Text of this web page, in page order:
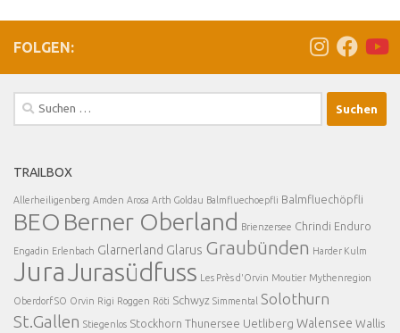
FOLGEN:
Suchen
nach:
TRAILBOX
Allerheiligenberg Amden Arosa Arth Goldau Balmfluechoepfli Balmfluechöpfli
BEO Berner Oberland Brienzersee Chrindi Enduro
Engadin Erlenbach Glarnerland Glarus Graubünden Harder Kulm
JuraJurasüdfuss Les Près d'Orvin Moutier Mythenregion
Oberdorf SO Orvin Rigi Roggen Röti Schwyz Simmental Solothurn
St.Gallen Stiegenlos Stockhorn Thunersee Uetliberg Walensee Wallis